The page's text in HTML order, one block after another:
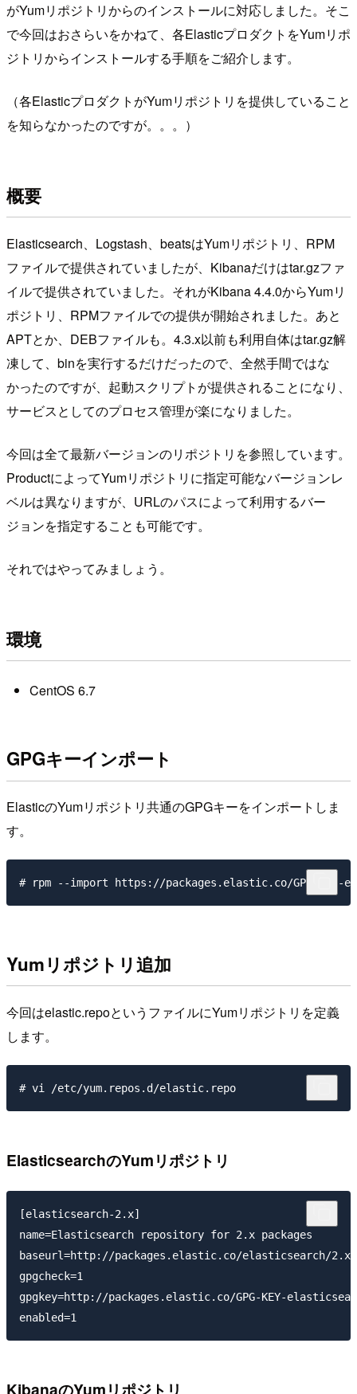
がYumリポジトリからのインストールに対応しました。そこ
で今回はおさらいをかねて、各ElasticプロダクトをYumリポ
ジトリからインストールする手順をご紹介します。
（各ElasticプロダクトがYumリポジトリを提供していること
を知らなかったのですが。。。）
概要
Elasticsearch、Logstash、beatsはYumリポジトリ、RPM
ファイルで提供されていましたが、Kibanaだけはtar.gzファ
イルで提供されていました。それがKibana 4.4.0からYumリ
ポジトリ、RPMファイルでの提供が開始されました。あと
APTとか、DEBファイルも。4.3.x以前も利用自体はtar.gz解
凍して、binを実行するだけだったので、全然手間ではな
かったのですが、起動スクリプトが提供されることになり、
サービスとしてのプロセス管理が楽になりました。
今回は全て最新バージョンのリポジトリを参照しています。
ProductによってYumリポジトリに指定可能なバージョンレ
ベルは異なりますが、URLのパスによって利用するバー
ジョンを指定することも可能です。
それではやってみましょう。
環境
CentOS 6.7
GPGキーインポート
ElasticのYumリポジトリ共通のGPGキーをインポートしま
す。
Yumリポジトリ追加
今回はelastic.repoというファイルにYumリポジトリを定義
します。
ElasticsearchのYumリポジトリ
[elasticsearch-2.x]
name=Elasticsearch repository for 2.x packages
baseurl=http://packages.elastic.co/elasticsearch/2.x/
gpgcheck=1
gpgkey=http://packages.elastic.co/GPG-KEY-
KibanaのYumリポジトリ